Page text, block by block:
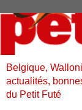
Belgique,
actualités,
du Petit Futé